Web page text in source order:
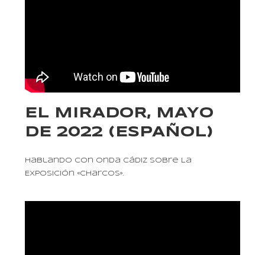
EL MIRADOR, MAYO
DE 2022 (ESPAÑOL)
Hablando Con Onda Cádiz Sobre La
Exposición «Charcos».